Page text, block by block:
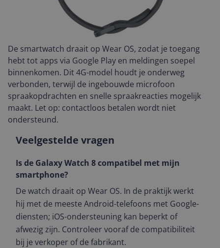
De smartwatch draait op Wear OS, zodat je toegang
hebt tot apps via Google Play en meldingen soepel
binnenkomen. Dit 4G-model houdt je onderweg
verbonden, terwijl de ingebouwde microfoon
spraakopdrachten en snelle spraakreacties mogelijk
maakt. Let op: contactloos betalen wordt niet
ondersteund.
Veelgestelde vragen
Is de Galaxy Watch 8 compatibel met mijn
smartphone?
De watch draait op Wear OS. In de praktijk werkt
hij met de meeste Android-telefoons met Google-
diensten; iOS-ondersteuning kan beperkt of
afwezig zijn. Controleer vooraf de compatibiliteit
bij je verkoper of de fabrikant.